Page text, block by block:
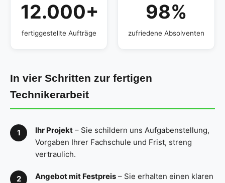
12.000+
fertiggestellte Aufträge
98%
zufriedene Absolventen
In vier Schritten zur fertigen
Technikerarbeit
Ihr Projekt – Sie schildern uns Aufgabenstellung,
Vorgaben Ihrer Fachschule und Frist, streng
vertraulich.
Angebot mit Festpreis – Sie erhalten einen klaren